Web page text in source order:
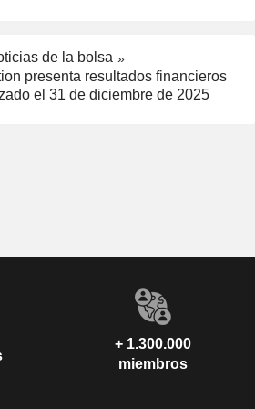
de la bolsa
presenta resultados financieros
el 31 de diciembre de 2025
+ 1.300.000
miembros